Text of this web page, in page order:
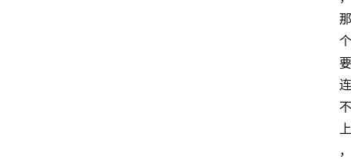
那
个
要
连
不
上
，